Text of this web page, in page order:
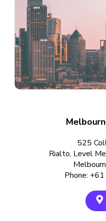
525
Rialto, Level
Phone: